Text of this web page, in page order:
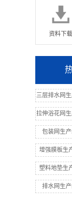
资料下载
三层排水网
拉伸浴花网
包装网生
增强膜板生
塑料地垫生
排水网生